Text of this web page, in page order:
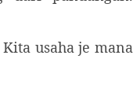
usaha je mana